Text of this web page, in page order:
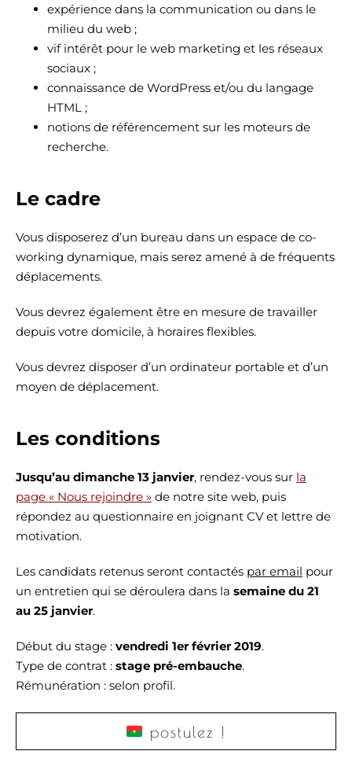
expérience dans la communication ou dans le
milieu du web ;
vif intérêt pour le web marketing et les réseaux
sociaux ;
connaissance de WordPress et/ou du langage
HTML ;
notions de référencement sur les moteurs de
recherche.
Le cadre
Vous disposerez d’un bureau dans un espace de co-
working dynamique, mais serez amené à de fréquents
déplacements.
Vous devrez également être en mesure de travailler
depuis votre domicile, à horaires flexibles.
Vous devrez disposer d’un ordinateur portable et d’un
moyen de déplacement.
Les conditions
Jusqu’au dimanche 13 janvier, rendez-vous sur la
page « Nous rejoindre »de notre site web, puis
répondez au questionnaire en joignant CV et lettre de
motivation.
Les candidats retenus seront contactés par email pour
un entretien qui se déroulera dans la semaine du 21
au 25 janvier.
Début du stage : vendredi 1er février 2019.
Type de contrat : stage pré-embauche.
Rémunération : selon profil.
postulez !